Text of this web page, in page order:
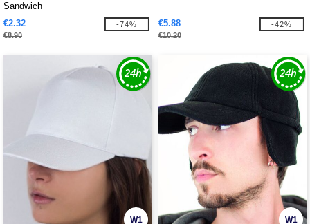
Sandwich
€2.32
€8.90
-74% €5.88
€10.20
-42%
W1 W1